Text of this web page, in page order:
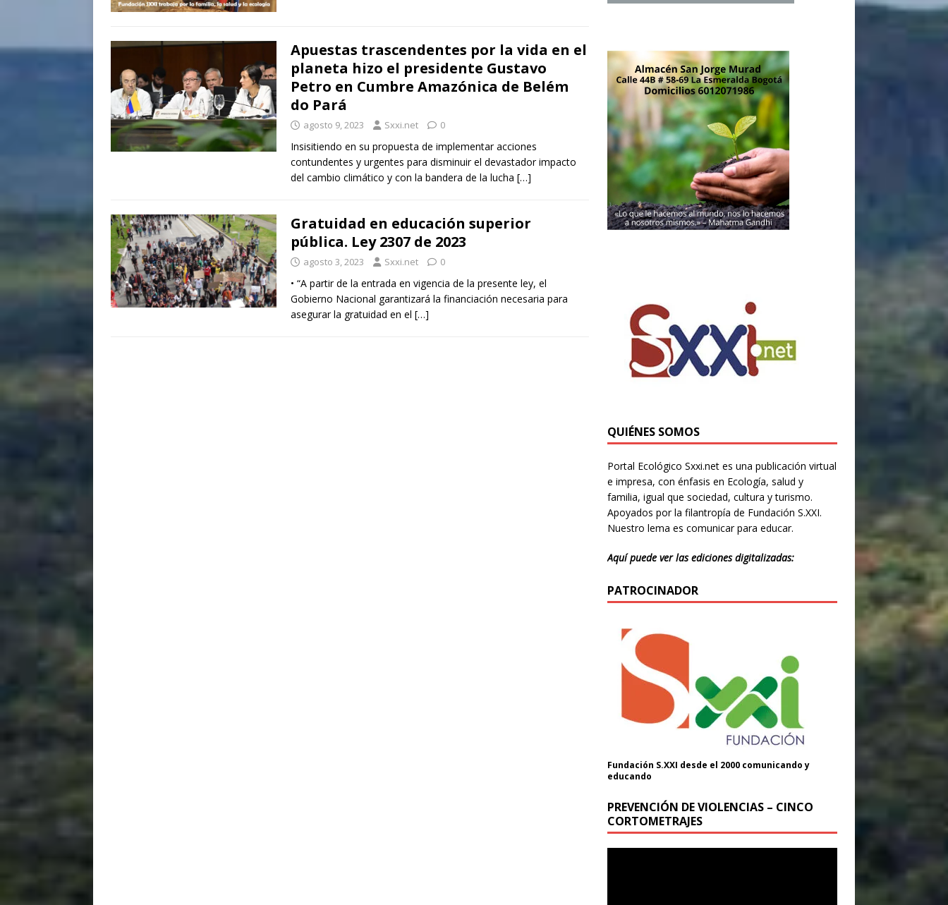
Apuestas trascendentes por la vida en el
planeta hizo el presidente Gustavo
Petro en Cumbre Amazónica de Belém
do Pará
agosto 9, 2023 Sxxi.net 0
Insisitiendo en su propuesta de implementar acciones
contundentes y urgentes para disminuir el devastador impacto
del cambio climático y con la bandera de la lucha […]
Gratuidad en educación superior
pública. Ley 2307 de 2023
agosto 3, 2023 Sxxi.net 0
​• “A partir de la entrada en vigencia de la presente ley, el
Gobierno Nacional garantizará la financiación necesaria para
asegurar la gratuidad en el […]
QUIÉNES SOMOS
Portal Ecológico Sxxi.net es una publicación virtual
e impresa, con énfasis en Ecología, salud y
familia, igual que sociedad, cultura y turismo.
Apoyados por la filantropía de Fundación S.XXI.
Nuestro lema es comunicar para educar.
Aquí puede ver las ediciones digitalizadas:
PATROCINADOR
Fundación S.XXI desde el 2000 comunicando y
educando
PREVENCIÓN DE VIOLENCIAS – CINCO
CORTOMETRAJES